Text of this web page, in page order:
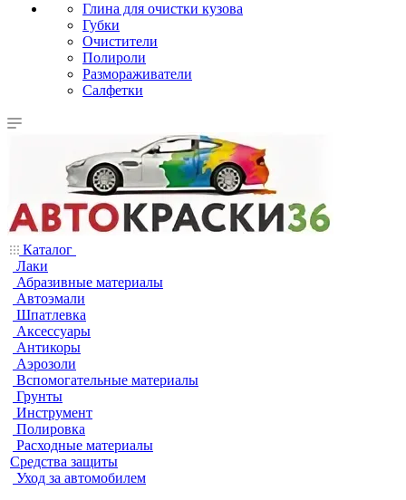
Глина для очистки кузова
Губки
Очистители
Полироли
Размораживатели
Салфетки
Каталог
Лаки
Абразивные материалы
Автоэмали
Шпатлевка
Аксессуары
Антикоры
Аэрозоли
Вспомогательные материалы
Грунты
Инструмент
Полировка
Расходные материалы
Средства защиты
Уход за автомобилем